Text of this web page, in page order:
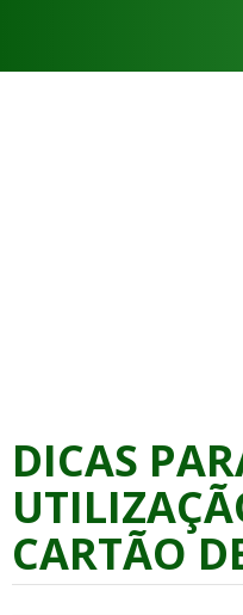
DICAS
CARTÃO